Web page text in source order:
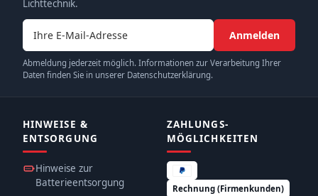
Lichttechnik.
E-Mail-Adresse
Anmelden
Abmeldung jederzeit möglich. Informationen zur Verarbeitung Ihrer
Daten finden Sie in unserer Datenschutzerklärung.
HINWEISE &
ENTSORGUNG
Hinweise zur
Batterieentsorgung
ZAHLUNGS­
MÖGLICHKEITEN
Rechnung (Firmenkunden)